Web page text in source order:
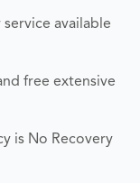
available
free extensive
is No Recovery